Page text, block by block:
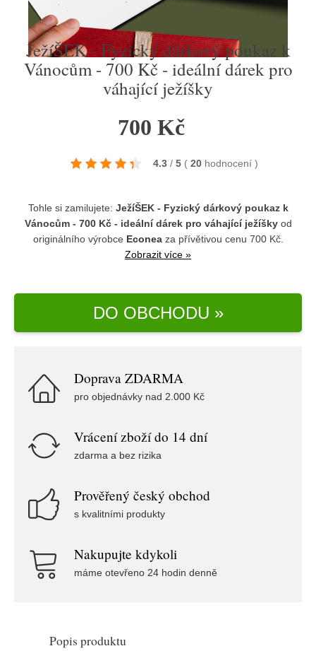
JežíŠEK - Fyzický dárkový poukaz k
Vánocům - 700 Kč - ideální dárek pro
váhající ježíšky
700 Kč
4.3 / 5 ( 20 hodnocení )
Tohle si zamilujete: JežíŠEK - Fyzický dárkový poukaz k
Vánocům - 700 Kč - ideální dárek pro váhající ježíškyod
originálního výrobce Econeaza přívětivou cenu 700 Kč.
Zobrazit více »
DO OBCHODU »
Doprava ZDARMA
pro objednávky nad 2.000 Kč
Vrácení zboží do 14 dní
zdarma a bez rizika
Prověřený český obchod
s kvalitními produkty
Nakupujte kdykoli
máme otevřeno 24 hodin denně
Popis produktu